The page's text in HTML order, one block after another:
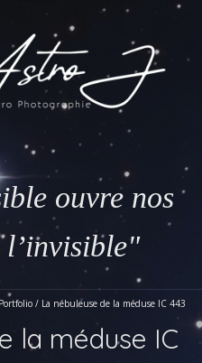
ouvre nos
l’invisible"
Portfolio / La nébuleuse de la méduse IC 443
la méduse IC